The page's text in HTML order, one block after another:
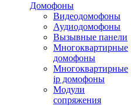
Домофоны
Видеодомофоны
Аудиодомофоны
Вызывные панели
Многоквартирные
домофоны
Многоквартирные
ip домофоны
Модули
сопряжения